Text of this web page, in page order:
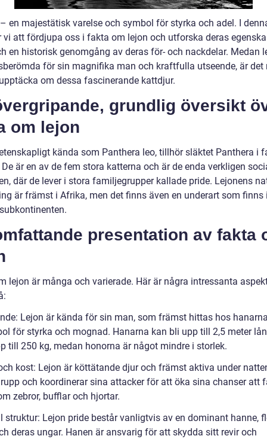
en majestätisk varelse och symbol för styrka och adel. I
vi att fördjupa oss i fakta om lejon och utforska deras
en historisk genomgång av deras för- och nackdelar. Medan
för sin magnifika man och kraftfulla utseende, är det
om dessa fascinerande kattdjur.
grundlig översikt
om lejon
kända som Panthera leo, tillhör släktet Panthera i
är en av de fem stora katterna och är de enda verkligen
där de lever i stora familjegrupper kallade pride. Lejonens
är främst i Afrika, men det finns även en underart som finns
presentation av fakta
lejon är många och varierade. Här är några intressanta
Lejon är kända för sin man, som främst hittas hos
för styrka och mognad. Hanarna kan bli upp till 2,5 meter
till 250 kg, medan honorna är något mindre i storlek.
kost: Lejon är köttätande djur och främst aktiva under
och koordinerar sina attacker för att öka sina chanser att
zebror, bufflar och hjortar.
struktur: Lejon pride består vanligtvis av en dominant hanne,
deras ungar. Hanen är ansvarig för att skydda sitt revir och